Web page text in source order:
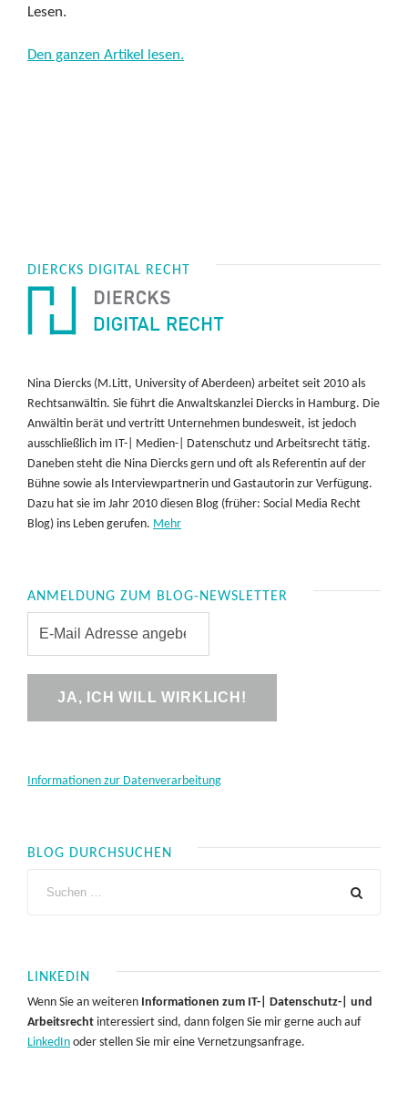
Lesen.
Den ganzen Artikel lesen.
DIERCKS DIGITAL RECHT
Nina Diercks (M.Litt, University of Aberdeen) arbeitet seit 2010 als
Rechtsanwältin. Sie führt die Anwaltskanzlei Diercks in Hamburg. Die
Anwältin berät und vertritt Unternehmen bundesweit, ist jedoch
ausschließlich im IT-| Medien-| Datenschutz und Arbeitsrecht tätig.
Daneben steht die Nina Diercks gern und oft als Referentin auf der
Bühne sowie als Interviewpartnerin und Gastautorin zur Verfügung.
Dazu hat sie im Jahr 2010 diesen Blog (früher: Social Media Recht
Blog) ins Leben gerufen. Mehr
ANMELDUNG ZUM BLOG-NEWSLETTER
Informationen zur Datenverarbeitung
BLOG DURCHSUCHEN
LINKEDIN
Wenn Sie an weiteren Informationen zum IT-| Datenschutz-| und
Arbeitsrecht interessiert sind, dann folgen Sie mir gerne auch auf
LinkedIn oder stellen Sie mir eine Vernetzungsanfrage.